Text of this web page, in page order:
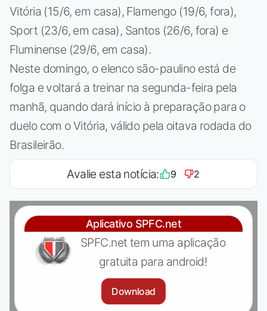
Vitória (15/6, em casa), Flamengo (19/6, fora),
Sport (23/6, em casa), Santos (26/6, fora) e
Fluminense (29/6, em casa).
Neste domingo, o elenco são-paulino está de
folga e voltará a treinar na segunda-feira pela
manhã, quando dará início à preparação para o
duelo com o Vitória, válido pela oitava rodada do
Brasileirão.
Avalie esta notícia: 9 2
Aplicativo SPFC.net
SPFC.net tem uma aplicação
gratuita para android!
Download